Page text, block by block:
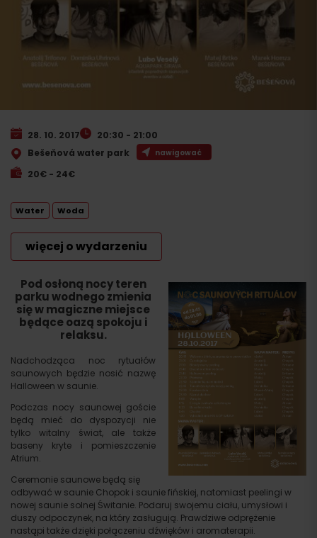
Pod osłoną nocy teren
parku wodnego zmienia
się w magiczne miejsce
będące oazą spokoju i
relaksu.
Nadchodząca noc rytuałów
saunowych będzie nosić nazwę
Halloween w saunie.
Podczas nocy saunowej goście
będą mieć do dyspozycji nie
tylko witalny świat, ale także
baseny kryte i pomieszczenie
Atrium.
Ceremonie saunowe będą się
odbywać w saunie Chopok i saunie fińskiej, natomiast peelingi w
nowej saunie solnej Świtanie. Podaruj swojemu ciału, umysłowi i
duszy odpoczynek, na który zasługują. Prawdziwe odprężenie
nastąpi także dzięki połączeniu dźwięków i aromaterapii.
28. 10. 2017
20:30 - 21:00
Bešeňová water park
nawigować
20€ - 24€
Water Woda
więcej o wydarzeniu